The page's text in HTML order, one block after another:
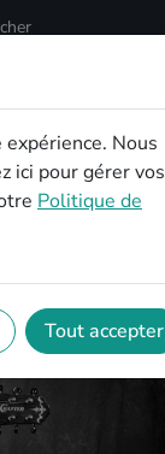
Nous
ici pour gérer vos
Politique de
Tout accepter